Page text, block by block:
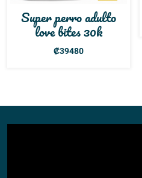
Super perro adulto
love bites 30k
₡39480